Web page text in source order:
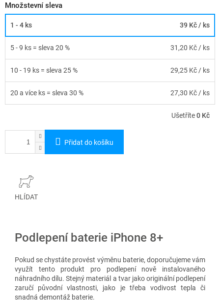
Množstevní sleva
1 - 4 ks 39 Kč/ ks
5 - 9 ks = sleva 20 % 31,20 Kč/ ks
10 - 19 ks = sleva 25 % 29,25 Kč/ ks
20 a více ks = sleva 30 % 27,30 Kč/ ks
Ušetříte0 Kč
Přidat do košíku
HLÍDAT
Podlepení baterie iPhone 8+
Pokud se chystáte provést výměnu baterie, doporučujeme vám
využít tento produkt pro podlepení nově instalovaného
náhradního dílu. Stejný materiál a tvar jako originální podlepení
zaručí původní vlastnosti, jako je třeba vodivost tepla či
snadná demontáž baterie.